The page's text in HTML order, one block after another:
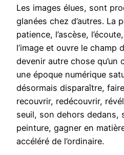
Les images élues, sont
glanées chez d’autres. La
patience, l’ascèse,
l’image et ouvre le champ
devenir autre chose qu’un
une époque numérique
désormais disparaître,
recouvrir, redécouvrir,
seuil, son dehors dedans,
peinture, gagner en
accéléré de l’ordinaire.